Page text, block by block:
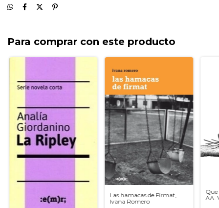
Para comprar con este producto
Las hamacas de Firmat,
Ivana Romero
AA.